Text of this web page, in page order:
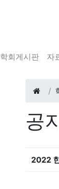
학회게시판 자
공
2022